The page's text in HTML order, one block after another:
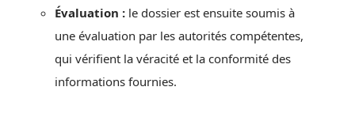
Évaluation : le dossier est ensuite soumis à
une évaluation par les autorités compétentes,
qui vérifient la véracité et la conformité des
informations fournies.